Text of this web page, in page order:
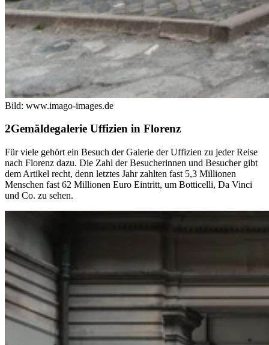
Bild: www.imago-images.de
Gemäldegalerie Uffizien in Florenz
Für viele gehört ein Besuch der Galerie der Uffizien zu jeder Reise
nach Florenz dazu. Die Zahl der Besucherinnen und Besucher gibt
dem Artikel recht, denn letztes Jahr zahlten fast 5,3 Millionen
Menschen fast 62 Millionen Euro Eintritt, um Botticelli, Da Vinci
und Co. zu sehen.